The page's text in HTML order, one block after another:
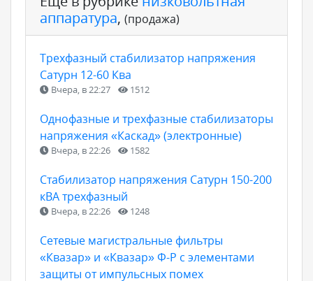
аппаратура, (продажа)
Трехфазный стабилизатор напряжения
Сатурн 12-60 Ква
Вчера, в 22:27 1512
Однофазные и трехфазные стабилизаторы
напряжения «Каскад» (электронные)
Вчера, в 22:26 1582
Стабилизатор напряжения Сатурн 150-200
кВА трехфазный
Вчера, в 22:26 1248
Сетевые магистральные фильтры
«Квазар» и «Квазар» Ф-Р с элементами
защиты от импульсных помех